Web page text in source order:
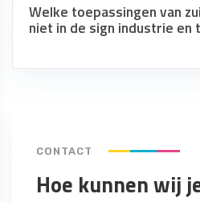
Welke toepassingen van
niet in de sign industrie en
CONTACT
Hoe kunnen wij